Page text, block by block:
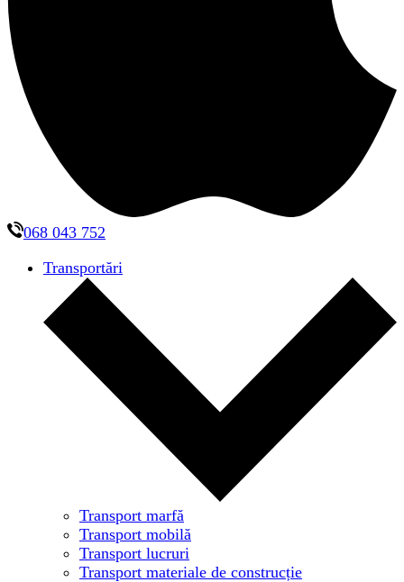
068 043 752
Transportări
Transport marfă
Transport mobilă
Transport lucruri
Transport materiale de construcție